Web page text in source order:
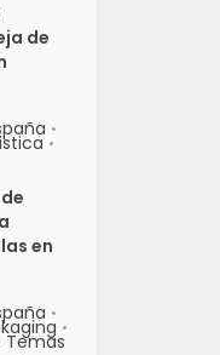
de
•
•
en
•
•
Temas